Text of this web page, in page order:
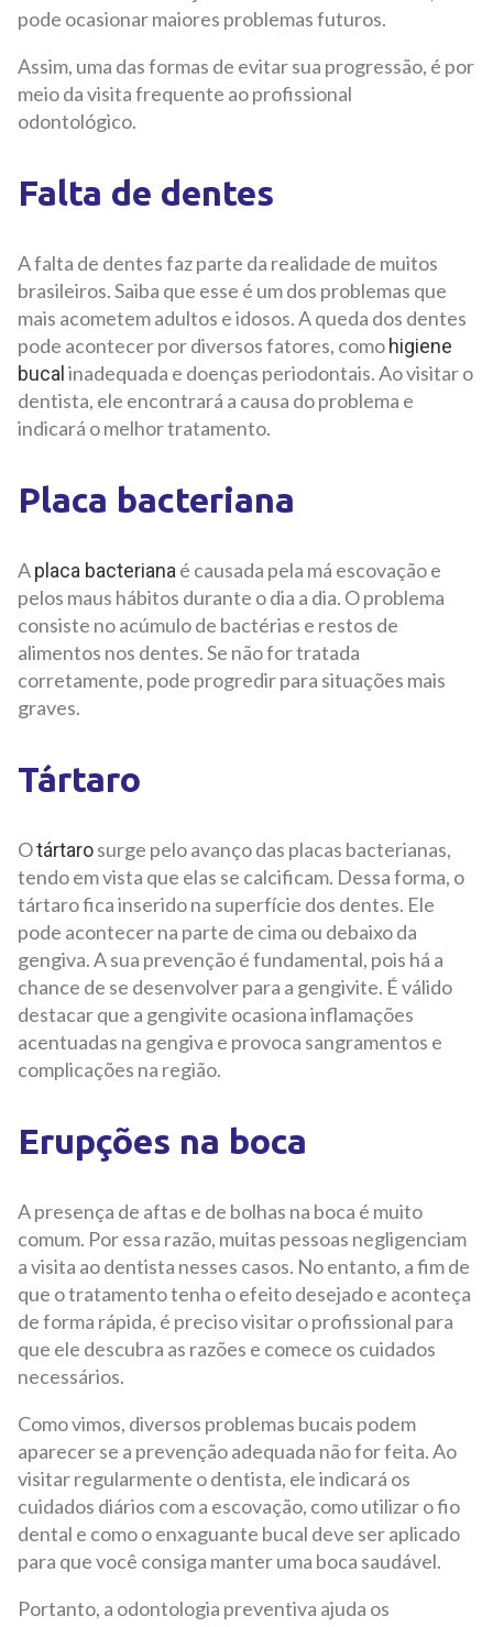
pode ocasionar maiores problemas futuros.
Assim, uma das formas de evitar sua progressão, é por
meio da visita frequente ao profissional
odontológico.
Falta de dentes
A falta de dentes faz parte da realidade de muitos
brasileiros. Saiba que esse é um dos problemas que
mais acometem adultos e idosos. A queda dos dentes
pode acontecer por diversos fatores, como higiene
bucal inadequada e doenças periodontais. Ao visitar o
dentista, ele encontrará a causa do problema e
indicará o melhor tratamento.
Placa bacteriana
Aplaca bacteriana é causada pela má escovação e
pelos maus hábitos durante o dia a dia. O problema
consiste no acúmulo de bactérias e restos de
alimentos nos dentes. Se não for tratada
corretamente, pode progredir para situações mais
graves.
Tártaro
Otártarosurge pelo avanço das placas bacterianas,
tendo em vista que elas se calcificam. Dessa forma, o
tártaro fica inserido na superfície dos dentes. Ele
pode acontecer na parte de cima ou debaixo da
gengiva. A sua prevenção é fundamental, pois há a
chance de se desenvolver para a gengivite. É válido
destacar que a gengivite ocasiona inflamações
acentuadas na gengiva e provoca sangramentos e
complicações na região.
Erupções na boca
A presença de aftas e de bolhas na boca é muito
comum. Por essa razão, muitas pessoas negligenciam
a visita ao dentista nesses casos. No entanto, a fim de
que o tratamento tenha o efeito desejado e aconteça
de forma rápida, é preciso visitar o profissional para
que ele descubra as razões e comece os cuidados
necessários.
Como vimos, diversos problemas bucais podem
aparecer se a prevenção adequada não for feita. Ao
visitar regularmente o dentista, ele indicará os
cuidados diários com a escovação, como utilizar o fio
dental e como o enxaguante bucal deve ser aplicado
para que você consiga manter uma boca saudável.
Portanto, a odontologia preventiva ajuda os